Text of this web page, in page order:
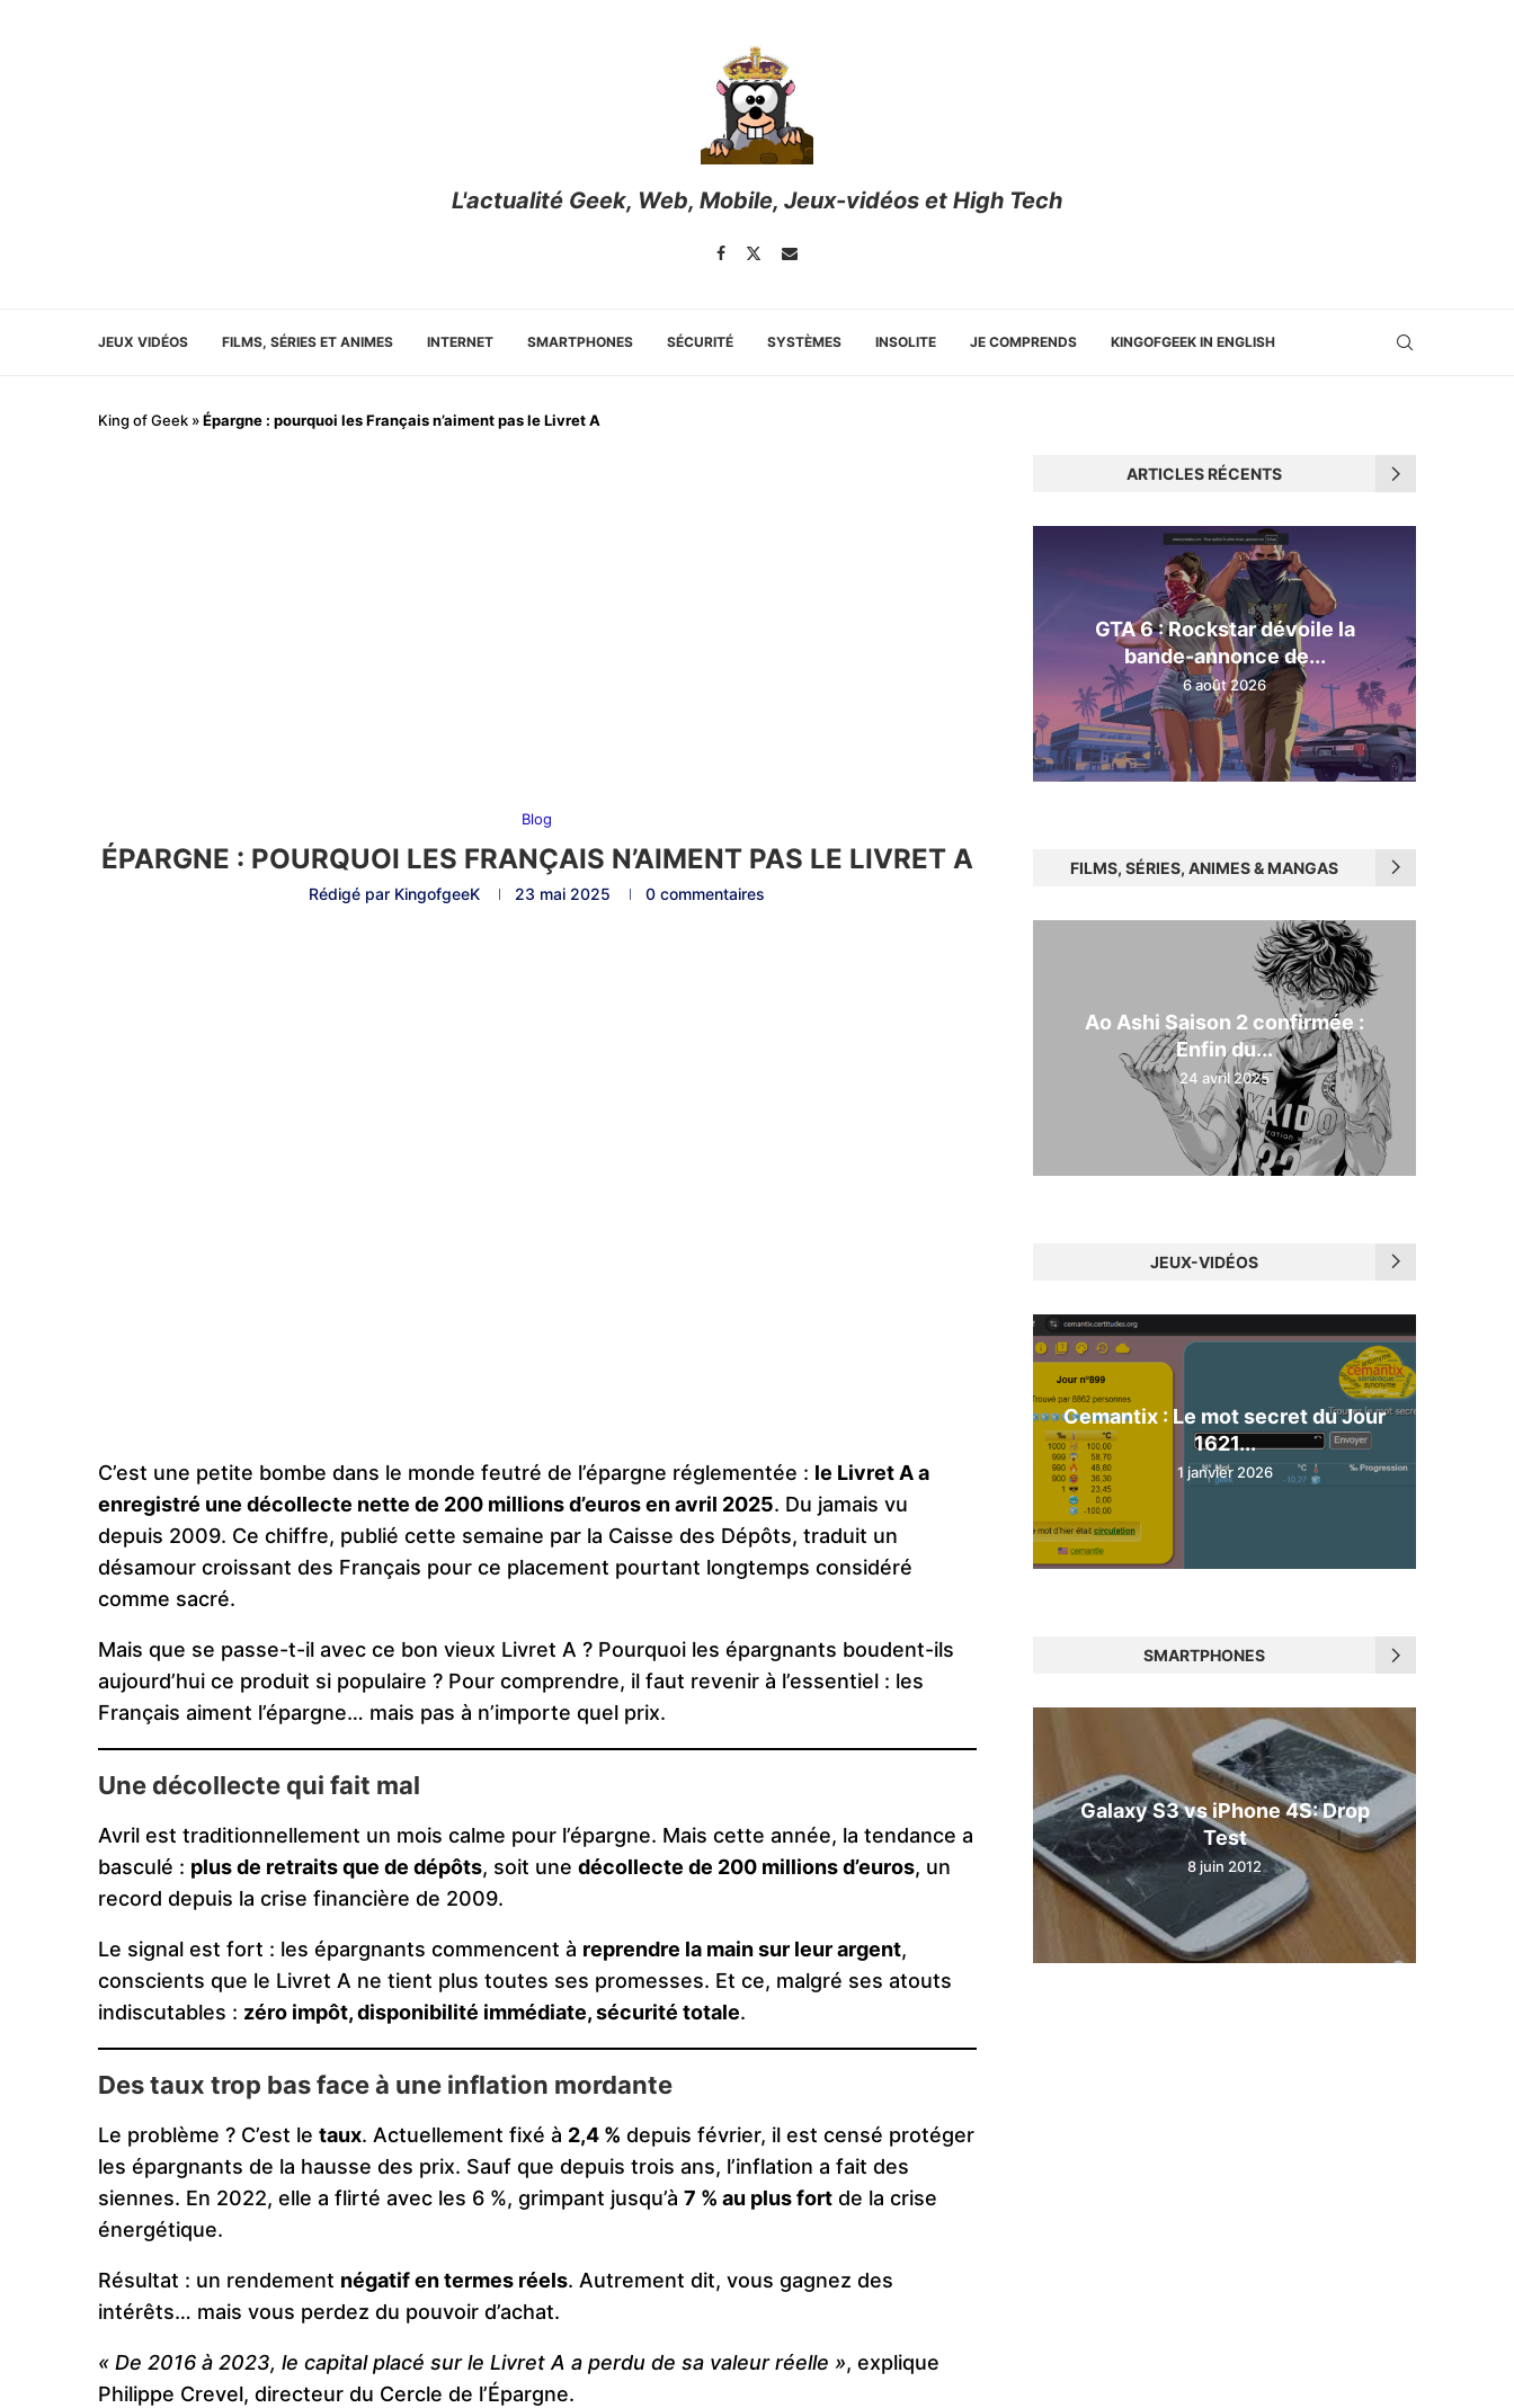
L'actualité Geek, Web, Mobile, Jeux-vidéos et High Tech
JEUX VIDÉOS FILMS, SÉRIES ET ANIMES INTERNET SMARTPHONES SÉCURITÉ SYSTÈMES INSOLITE JE COMPRENDS KINGOFGEEK IN ENGLISH
King of Geek »Épargne : pourquoi les Français n’aiment pas le Livret A
Blog
ÉPARGNE : POURQUOI LES FRANÇAIS N’AIMENT PAS LE LIVRET A
Rédigé par KingofgeeK 23 mai 2025 0 commentaires
C’est une petite bombe dans le monde feutré de l’épargne réglementée : le Livret A a
enregistré une décollecte nette de 200 millions d’euros en avril 2025. Du jamais vu
depuis 2009. Ce chiffre, publié cette semaine par la Caisse des Dépôts, traduit un
désamour croissant des Français pour ce placement pourtant longtemps considéré
comme sacré.
Mais que se passe-t-il avec ce bon vieux Livret A ? Pourquoi les épargnants boudent-ils
aujourd’hui ce produit si populaire ? Pour comprendre, il faut revenir à l’essentiel : les
Français aiment l’épargne… mais pas à n’importe quel prix.
Une décollecte qui fait mal
Avril est traditionnellement un mois calme pour l’épargne. Mais cette année, la tendance a
basculé : plus de retraits que de dépôts, soit une décollecte de 200 millions d’euros, un
record depuis la crise financière de 2009.
Le signal est fort : les épargnants commencent à reprendre la main sur leur argent,
conscients que le Livret A ne tient plus toutes ses promesses. Et ce, malgré ses atouts
indiscutables : zéro impôt, disponibilité immédiate, sécurité totale.
Des taux trop bas face à une inflation mordante
Le problème ? C’est le taux. Actuellement fixé à 2,4 % depuis février, il est censé protéger
les épargnants de la hausse des prix. Sauf que depuis trois ans, l’inflation a fait des
siennes. En 2022, elle a flirté avec les 6 %, grimpant jusqu’à 7 % au plus fort de la crise
énergétique.
Résultat : un rendement négatif en termes réels. Autrement dit, vous gagnez des
intérêts… mais vous perdez du pouvoir d’achat.
« De 2016 à 2023, le capital placé sur le Livret A a perdu de sa valeur réelle », explique
Philippe Crevel, directeur du Cercle de l’Épargne.
ARTICLES RÉCENTS
GTA 6 : Rockstar dévoile la
bande-annonce de...
6 août 2026
FILMS, SÉRIES, ANIMES & MANGAS
Ao Ashi Saison 2 confirmée :
Enfin du...
24 avril 2025
JEUX-VIDÉOS
Cemantix : Le mot secret du Jour
1621...
1 janvier 2026
SMARTPHONES
Galaxy S3 vs iPhone 4S: Drop
Test
8 juin 2012